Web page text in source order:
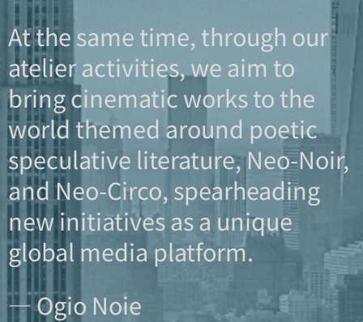
At the same time, through our
atelier activities, we aim to
bring cinematic works to the
world themed around poetic
speculative literature, Neo-Noir,
and Neo-Circo, spearheading
new initiatives as a unique
global media platform.
— Ogio Noie